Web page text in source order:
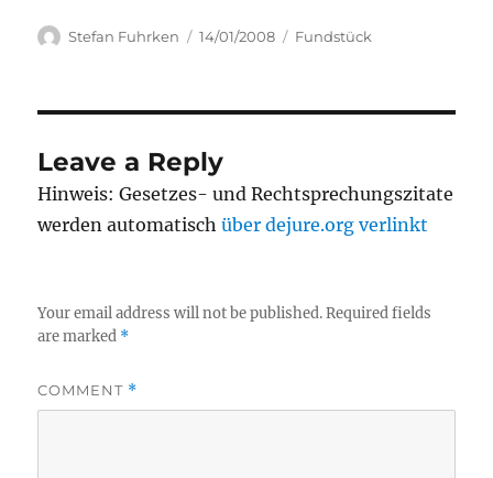
Author
Stefan Fuhrken
Posted
14/01/2008 Categories
Fundstück
Leave a Reply
Hinweis: Gesetzes- und Rechtsprechungszitate
werden automatischüber dejure.org verlinkt
Your email address will not be published. Required fields
are marked *
COMMENT *